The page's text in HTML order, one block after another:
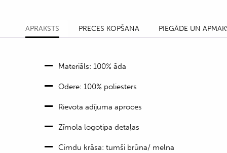
APRAKSTS PRECES KOPŠANA PIEGĀDE UN
Materiāls: 100% āda
Odere: 100% poliesters
Rievota adījuma aproces
Zīmola logotipa detaļas
Cimdu krāsa: tumši brūna/ melna